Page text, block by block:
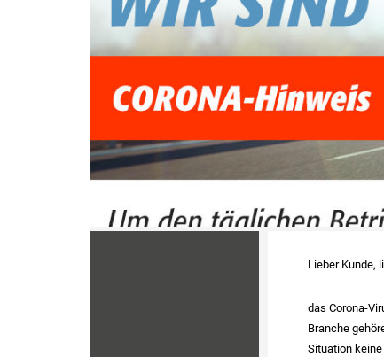
Lieber Kunde,
das Corona-
Branche
Situation